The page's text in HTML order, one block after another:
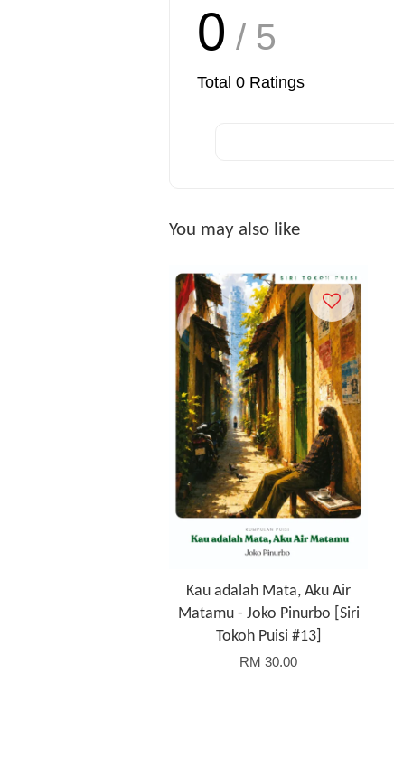
0 / 5
Total 0 Ratings
You may also like
Kau adalah Mata, Aku Air
Matamu - Joko Pinurbo [Siri
Tokoh Puisi #13]
RM 30.00